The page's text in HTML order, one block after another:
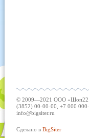
© 2009—2021 ООО
(3852) 00-00-00, +7 000
info@bigsiter.ru
Сделано в BigSiter